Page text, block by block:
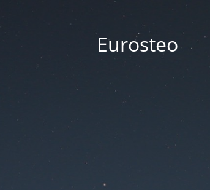
Eurosteo